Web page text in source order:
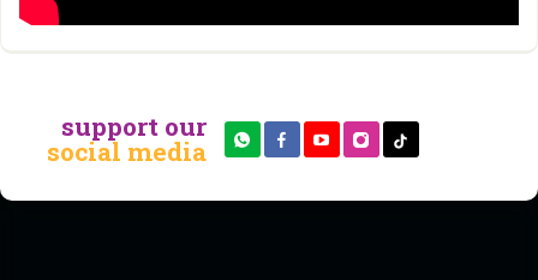
support our
social media